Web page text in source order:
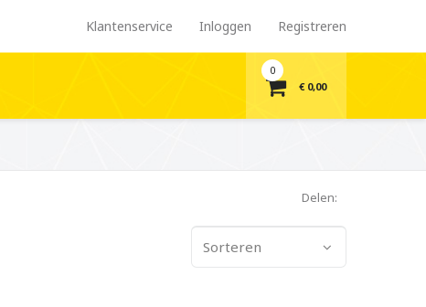
Klantenservice Inloggen Registreren
0
€ 0,00
Delen:
Sorteren